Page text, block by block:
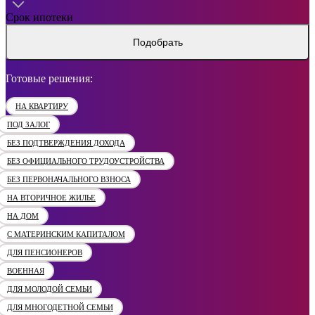
Срок ипотеки
Подобрать
Готовые решения:
НА КВАРТИРУ
ПОД ЗАЛОГ
БЕЗ ПОДТВЕРЖДЕНИЯ ДОХОДА
БЕЗ ОФИЦИАЛЬНОГО ТРУДОУСТРОЙСТВА
БЕЗ ПЕРВОНАЧАЛЬНОГО ВЗНОСА
НА ВТОРИЧНОЕ ЖИЛЬЕ
НА ДОМ
С МАТЕРИНСКИМ КАПИТАЛОМ
ДЛЯ ПЕНСИОНЕРОВ
ВОЕННАЯ
ДЛЯ МОЛОДОЙ СЕМЬИ
ДЛЯ МНОГОДЕТНОЙ СЕМЬИ